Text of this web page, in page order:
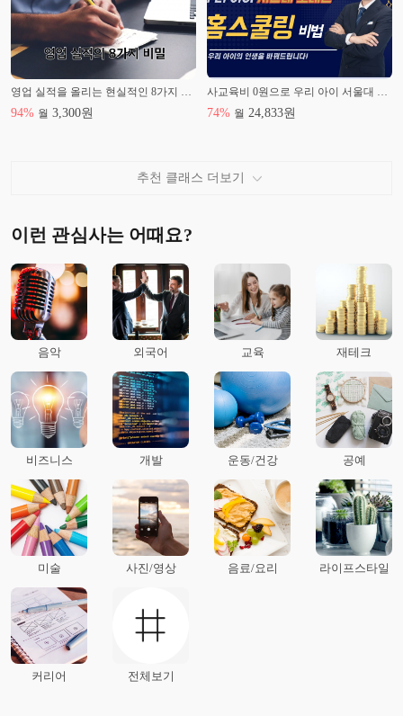
영업 실적을 올리는 현실적인 8가지 노하우
94% 월 3,300원
사교육비 0원으로 우리 아이 서울대 보내는 홈스쿨링 비법
74% 월 24,833원
추천 클래스 더보기
이런 관심사는 어때요?
음악 외국어 교육 재테크
비즈니스 개발 운동/건강 공예
미술 사진/영상 음료/요리 라이프스타일
커리어 전체보기